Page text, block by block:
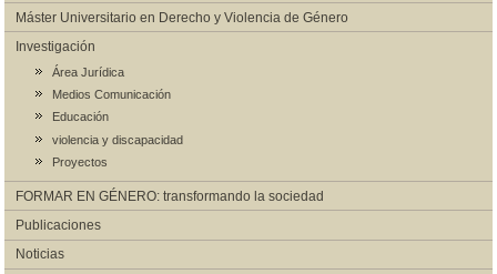
Máster Universitario en Derecho y Violencia de Género
Investigación
Área Jurídica
Medios Comunicación
Educación
violencia y discapacidad
Proyectos
FORMAR EN GÉNERO: transformando la sociedad
Publicaciones
Noticias